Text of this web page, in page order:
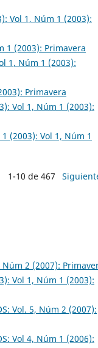
Vol 1, Núm 1 (2003):
1 (2003): Primavera
1, Núm 1 (2003):
Primavera
Vol 1, Núm 1 (2003):
(2003): Vol 1, Núm 1
1-10 de 467
Núm 2 (2007):
Vol 1, Núm 1 (2003):
Vol. 5, Núm 2 (2007):
Vol 4, Núm 1 (2006):